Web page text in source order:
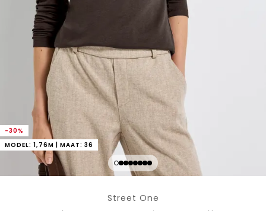
-30%
MODEL: 1,76M | MAAT: 36
Street One